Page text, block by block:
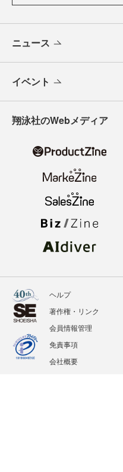
ニュース
イベント
翔泳社のWebメディア
ヘルプ
著作権・リンク
会員情報管理
免責事項
会社概要